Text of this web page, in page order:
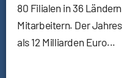
80 Filialen in 36
Mitarbeitern. Der
als 12 Milliarden Euro...